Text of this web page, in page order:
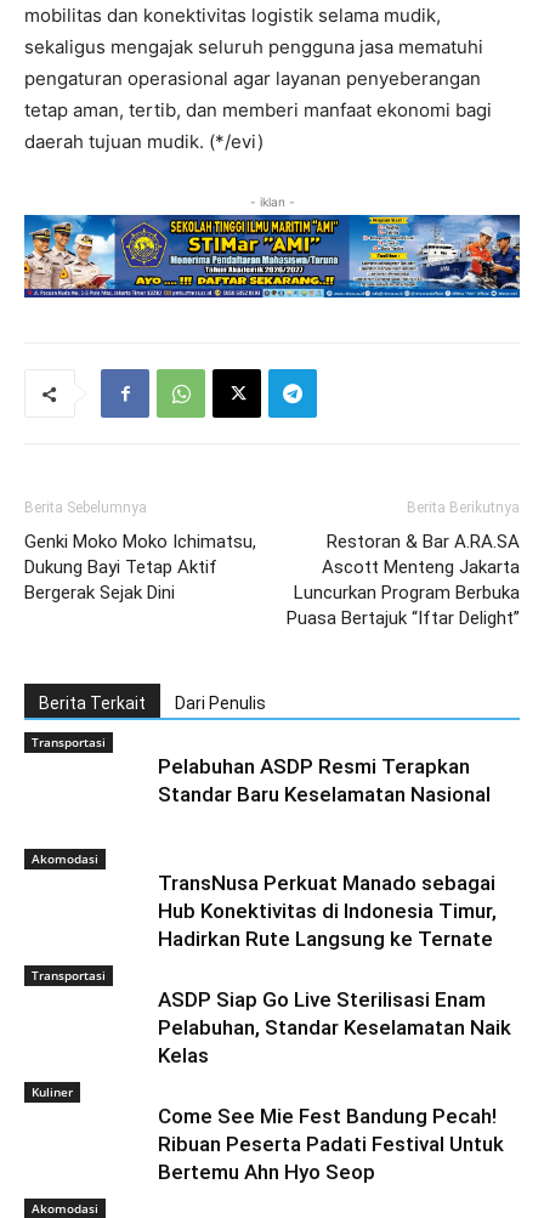
mobilitas dan konektivitas logistik selama mudik,
sekaligus mengajak seluruh pengguna jasa mematuhi
pengaturan operasional agar layanan penyeberangan
tetap aman, tertib, dan memberi manfaat ekonomi bagi
daerah tujuan mudik. (*/evi)
- iklan -
Berita Sebelumnya
Genki Moko Moko Ichimatsu,
Dukung Bayi Tetap Aktif
Bergerak Sejak Dini
Berita Berikutnya
Restoran & Bar A.RA.SA
Ascott Menteng Jakarta
Luncurkan Program Berbuka
Puasa Bertajuk “Iftar Delight”
Berita Terkait Dari Penulis
Transportasi
Pelabuhan ASDP Resmi Terapkan
Standar Baru Keselamatan Nasional
Akomodasi
TransNusa Perkuat Manado sebagai
Hub Konektivitas di Indonesia Timur,
Hadirkan Rute Langsung ke Ternate
Transportasi
ASDP Siap Go Live Sterilisasi Enam
Pelabuhan, Standar Keselamatan Naik
Kelas
Kuliner
Come See Mie Fest Bandung Pecah!
Ribuan Peserta Padati Festival Untuk
Bertemu Ahn Hyo Seop
Akomodasi